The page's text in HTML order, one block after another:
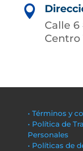

Calle
Centro
• Términos y
• Política de
Personales
• Políticas de